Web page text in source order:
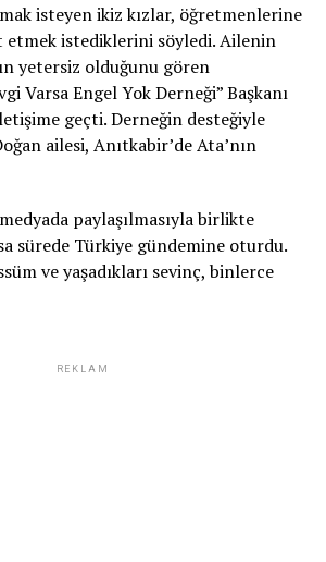
isteyen ikiz kızlar, öğretmenlerine
etmek istediklerini söyledi. Ailenin
yetersiz olduğunu gören
Varsa Engel Yok Derneği” Başkanı
geçti. Derneğin desteğiyle
ailesi, Anıtkabir’de Ata’nın
paylaşılmasıyla birlikte
sürede Türkiye gündemine oturdu.
ve yaşadıkları sevinç, binlerce
REKLAM